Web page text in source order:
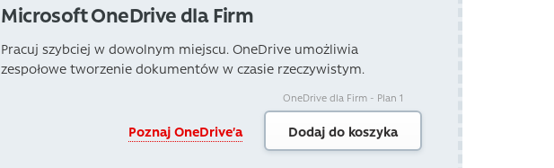
Microsoft OneDrive dla Firm
Pracuj szybciej w dowolnym miejscu. OneDrive umożliwia
zespołowe tworzenie dokumentów w czasie rzeczywistym.
Poznaj OneDrive’a
OneDrive dla Firm - Plan 1
Dodaj do koszyka